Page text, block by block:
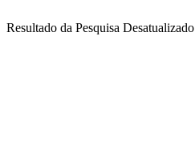
Resultado da Pesquisa Desatualizado